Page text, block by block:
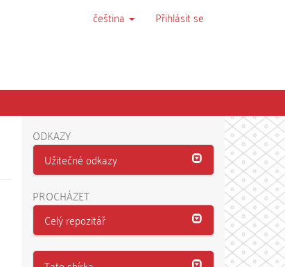
čeština Přihlásit se
ODKAZY
Užitečné odkazy
PROCHÁZET
Celý repozitář